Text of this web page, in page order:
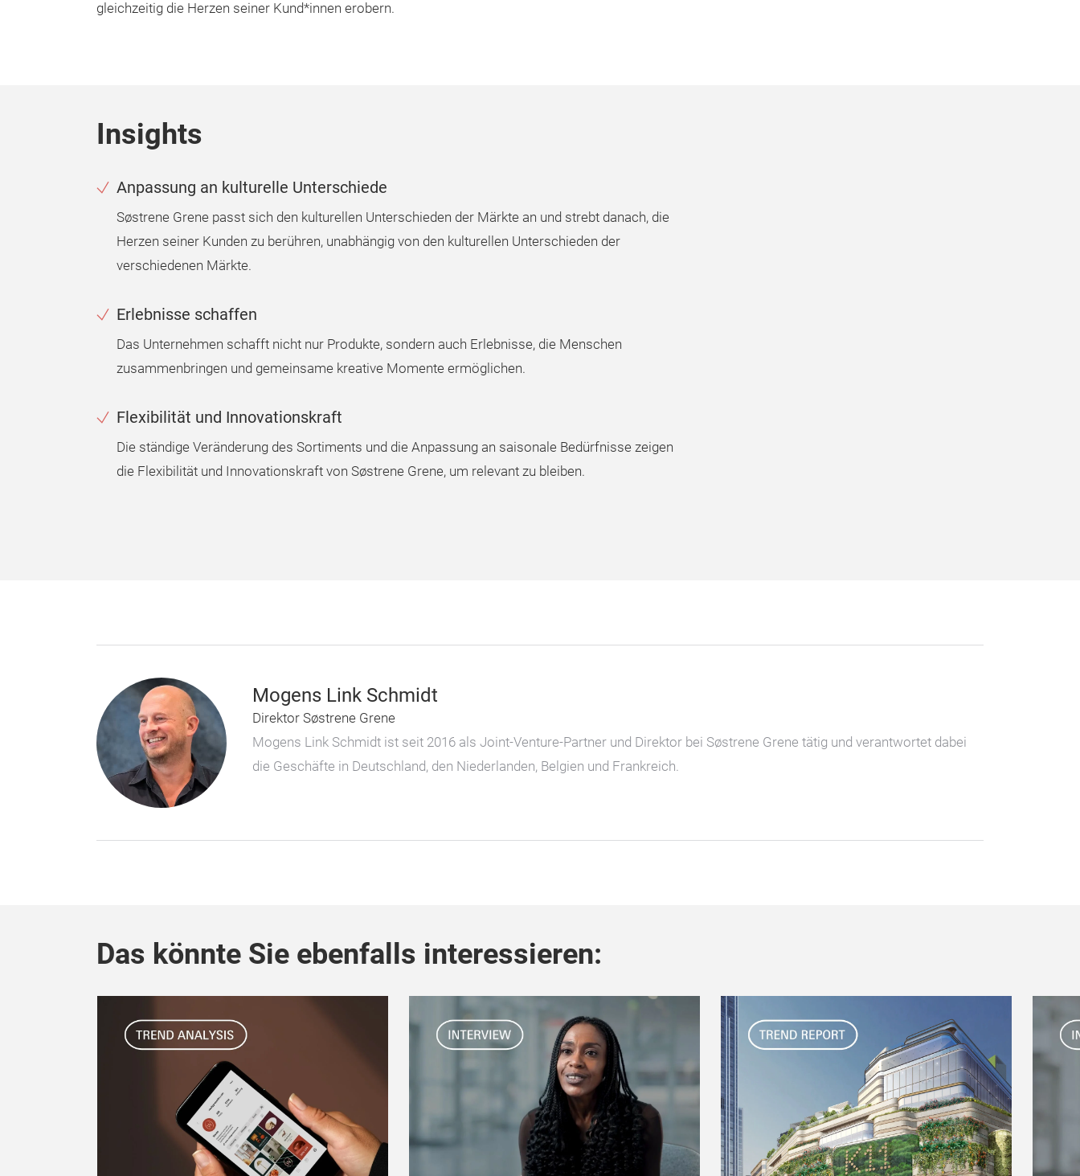
gleichzeitig die Herzen seiner Kund*innen erobern.
Insights
Anpassung an kulturelle Unterschiede
Søstrene Grene passt sich den kulturellen Unterschieden der Märkte an und strebt danach, die
Herzen seiner Kunden zu berühren, unabhängig von den kulturellen Unterschieden der
verschiedenen Märkte.
Erlebnisse schaffen
Das Unternehmen schafft nicht nur Produkte, sondern auch Erlebnisse, die Menschen
zusammenbringen und gemeinsame kreative Momente ermöglichen.
Flexibilität und Innovationskraft
Die ständige Veränderung des Sortiments und die Anpassung an saisonale Bedürfnisse zeigen
die Flexibilität und Innovationskraft von Søstrene Grene, um relevant zu bleiben.
Mogens Link Schmidt
Direktor Søstrene Grene
Mogens Link Schmidt ist seit 2016 als Joint-Venture-Partner und Direktor bei Søstrene Grene tätig und verantwortet dabei
die Geschäfte in Deutschland, den Niederlanden, Belgien und Frankreich.
Das könnte Sie ebenfalls interessieren: